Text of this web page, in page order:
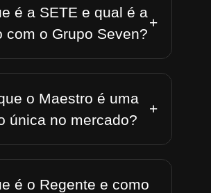
é a SETE e qual é a
com o Grupo Seven?
+
o Maestro é uma
única no mercado?
+
é o Regente e como